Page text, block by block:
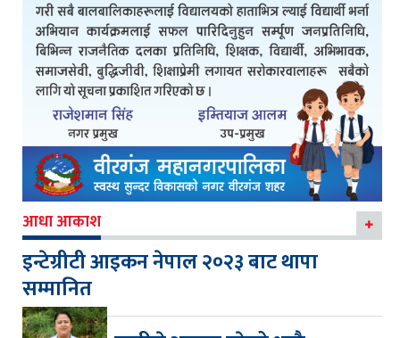
आधा आकाश
इन्टेग्रीटी आइकन नेपाल २०२३ बाट थापा
सम्मानित